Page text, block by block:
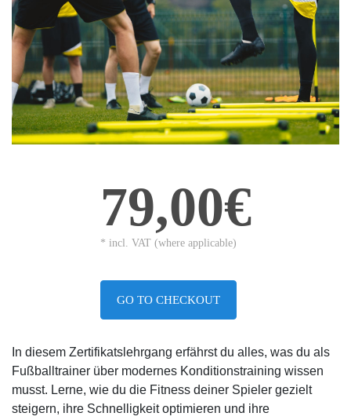
79,00€
* incl. VAT (where applicable)
GO TO CHECKOUT
In diesem Zertifikatslehrgang erfährst du alles, was du als
Fußballtrainer über modernes Konditionstraining wissen
musst. Lerne, wie du die Fitness deiner Spieler gezielt
steigern, ihre Schnelligkeit optimieren und ihre